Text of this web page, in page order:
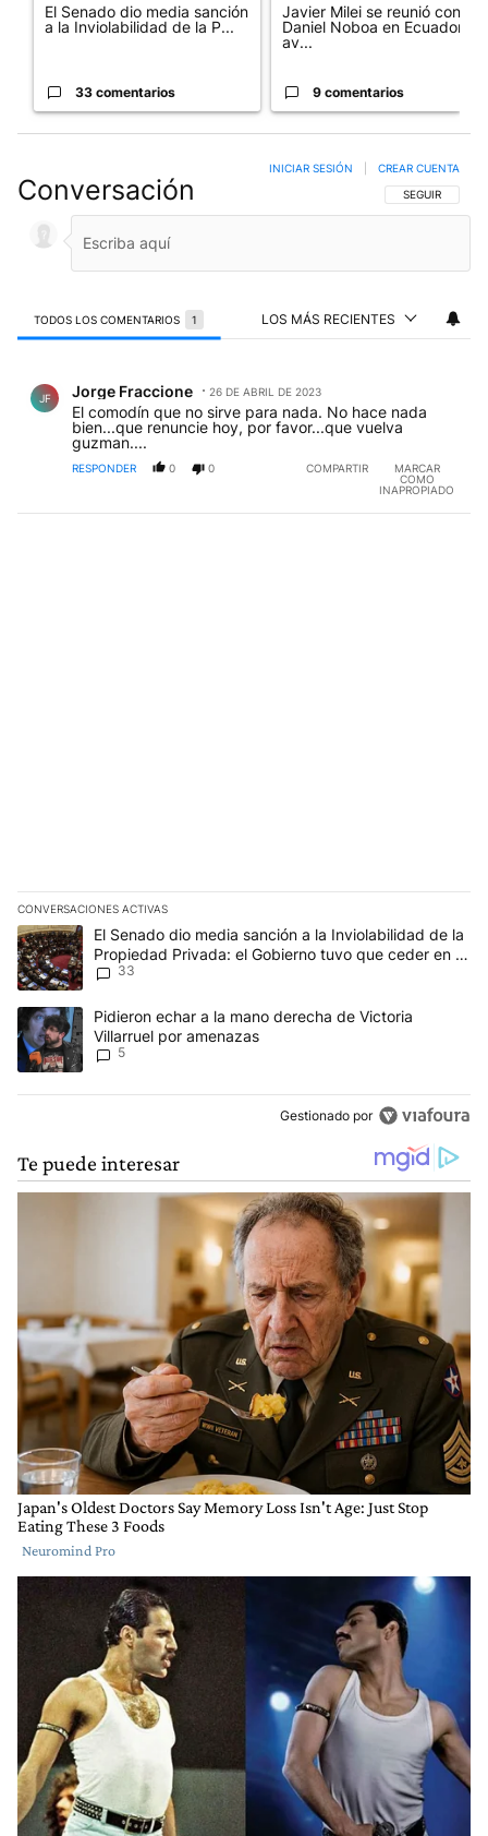
El Senado dio media sanción
a la Inviolabilidad de la P...
33 comentarios
Javier Milei se reunió con
Daniel Noboa en Ecuador y
av...
9 comentarios
Conversación SIGA ESTA
SEGUIR
INICIAR SESIÓN CREAR CUENTA
TODOS LOS COMENTARIOS 1 LOS MÁS RECIENTES
JF Jorge Fraccione 26 DE ABRIL DE 2023
El comodín que no sirve para nada. No hace nada
bien...que renuncie hoy, por favor...que vuelva
guzman....
RESPONDER 0 0 COMPARTIR
MARCAR
COMO
INAPROPIADO
CONVERSACIONES ACTIVAS
Este listado muestra los artículos con más comentarios en los
Un artículo de tendencia con el título "El Senado dio media
El Senado dio media sanción a la Inviolabilidad de la
Propiedad Privada: el Gobierno tuvo que ceder en la
Ley del Manejo del Fuego
33
Un artículo de tendencia con el título "Pidieron echar a la mano
Pidieron echar a la mano derecha de Victoria
Villarruel por amenazas
5
Gestionado por